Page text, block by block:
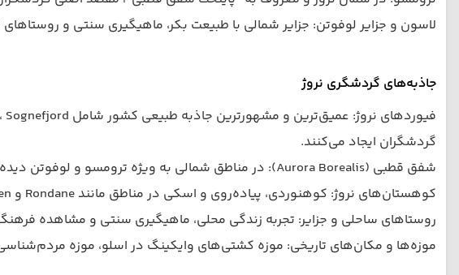
لاسون و جزایر لوفوتن: جزایر شمالی با طبیعت بکر، ماهیگیری سنتی و
جاذبه‌های گردشگری نروژ
گردشگران ایجاد می‌کنند.
شفق قطبی (Aurora Borealis): در مناطق شمالی به ویژه ترومسو و لوفوتن دیده می‌شود. بهترین زمان از سپتامبر تا مارس است.
کوهستان‌های نروژ: کوهنوردی، پیاده‌روی و اسکی در مناطق مانند Rondane و Jotunheimen.
روستاهای ساحلی و جزایر: تجربه زندگی محلی، ماهیگیری سنتی و مشاهده
موزه‌ها و مکان‌های تاریخی: موزه کشتی‌های وایکینگ در اسلو، موزه